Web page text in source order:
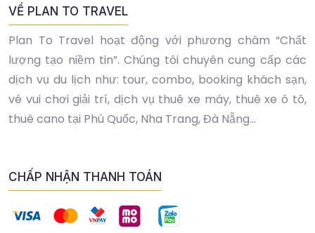
VỀ PLAN TO TRAVEL
Plan To Travel hoạt động với phương châm “Chất
lượng tạo niềm tin”. Chúng tôi chuyên cung cấp các
dịch vụ du lịch như: tour, combo, booking khách sạn,
vé vui chơi giải trí, dịch vụ thuê xe máy, thuê xe ô tô,
thuê cano tại Phú Quốc, Nha Trang, Đà Nẵng...
CHẤP NHẬN THANH TOÁN